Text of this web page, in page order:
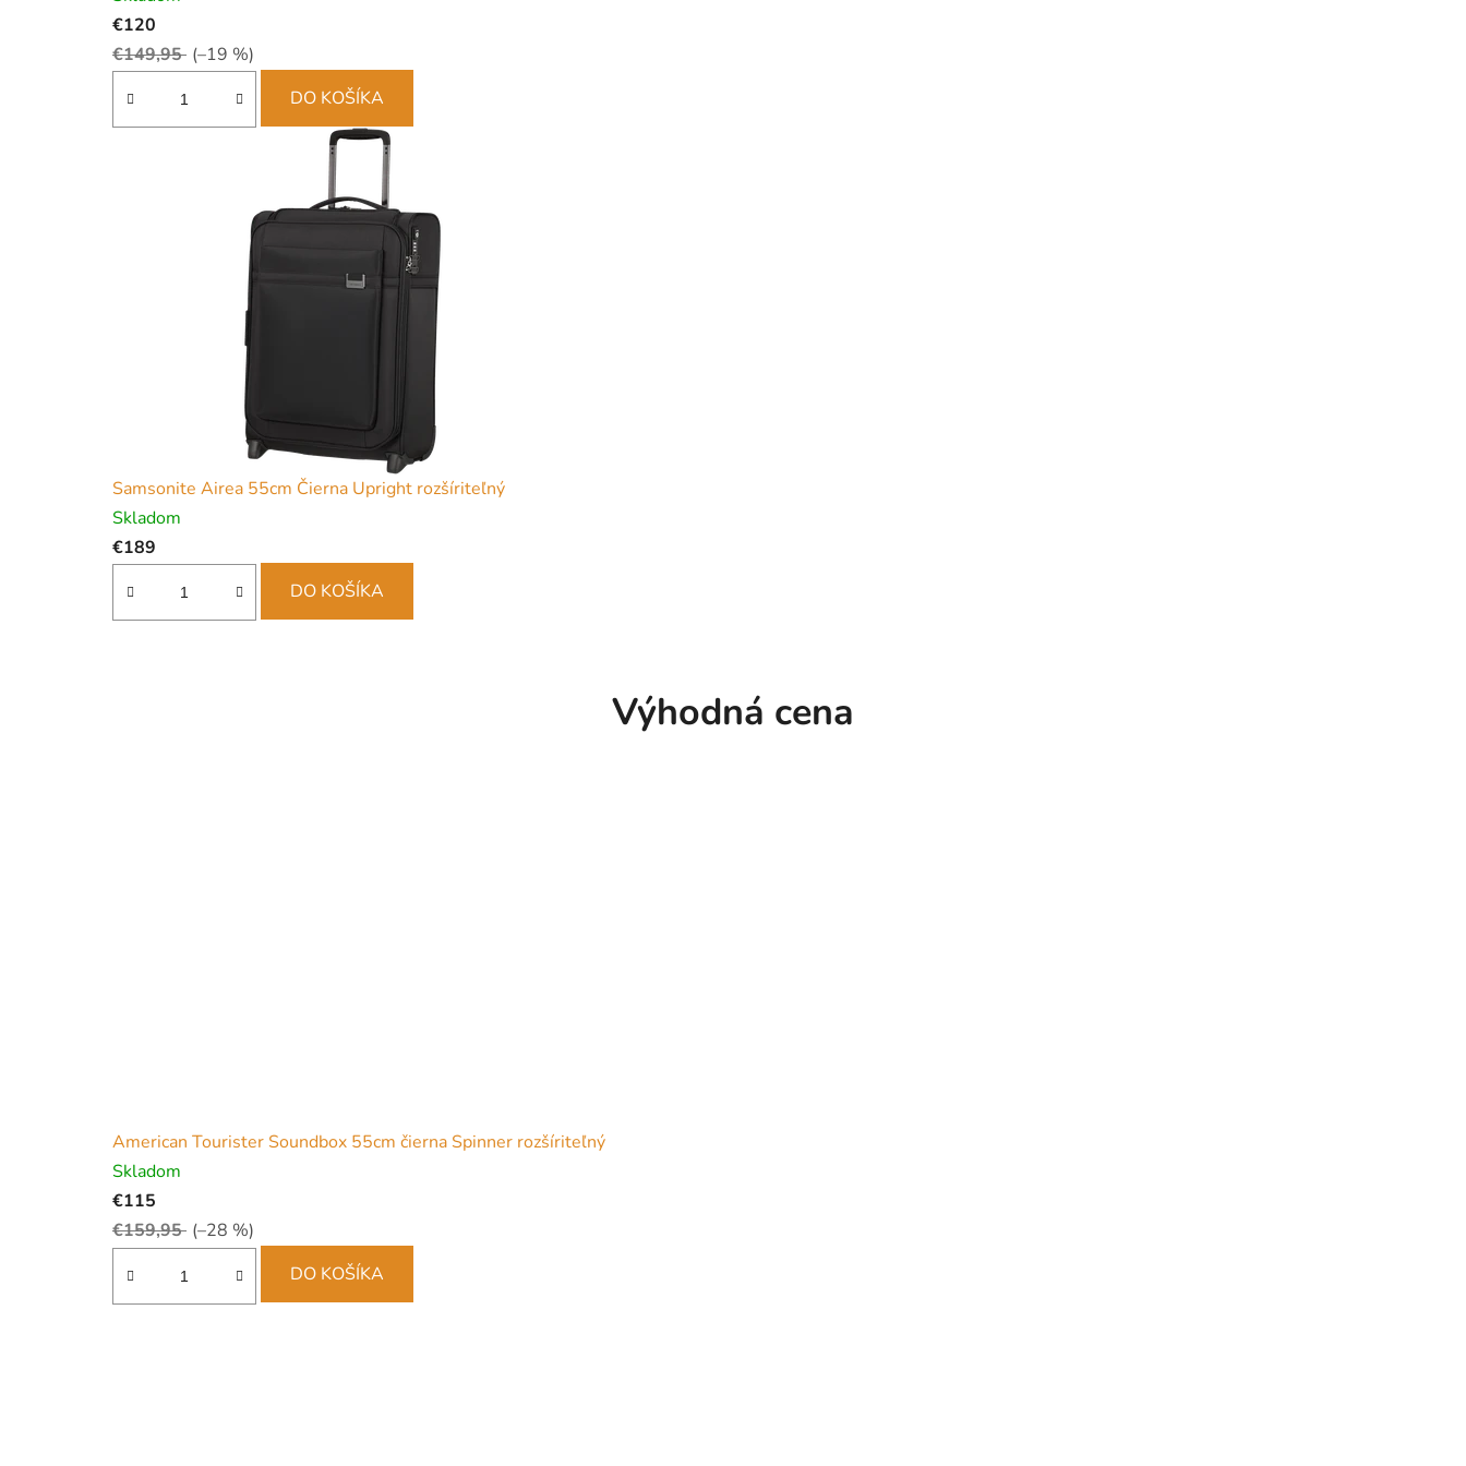
€120
€149,95 (–19 %)
DO KOŠÍKA
Samsonite Airea 55cm Čierna Upright rozšíriteľný
Skladom
€189
DO KOŠÍKA
Výhodná cena
American Tourister Soundbox 55cm čierna Spinner rozšíriteľný
Skladom
€115
€159,95 (–28 %)
DO KOŠÍKA